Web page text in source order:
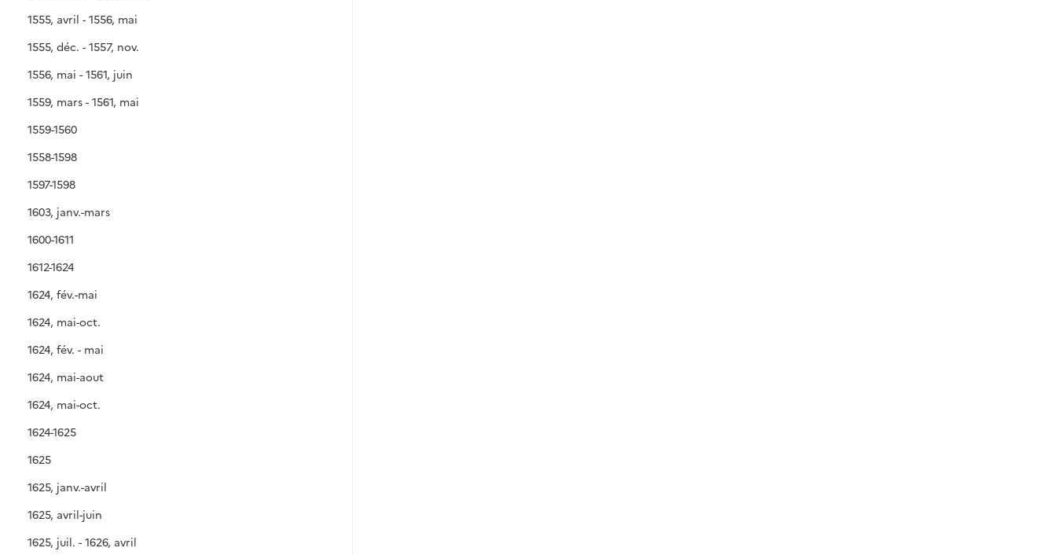
1555, avril - 1556, mai
1555, déc. - 1557, nov.
1556, mai - 1561, juin
1559, mars - 1561, mai
1559-1560
1558-1598
1597-1598
1603, janv.-mars
1600-1611
1612-1624
1624, fév.-mai
1624, mai-oct.
1624, fév. - mai
1624, mai-aout
1624, mai-oct.
1624-1625
1625
1625, janv.-avril
1625, avril-juin
1625, juil. - 1626, avril